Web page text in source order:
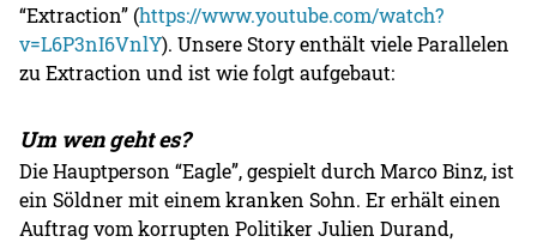
“Extraction” (https://www.youtube.com/watch?
v=L6P3nI6VnlY). Unsere Story enthält viele Parallelen
zu Extraction und ist wie folgt aufgebaut:
Um wen geht es?
Die Hauptperson “Eagle”, gespielt durch Marco Binz, ist
ein Söldner mit einem kranken Sohn. Er erhält einen
Auftrag vom korrupten Politiker Julien Durand,